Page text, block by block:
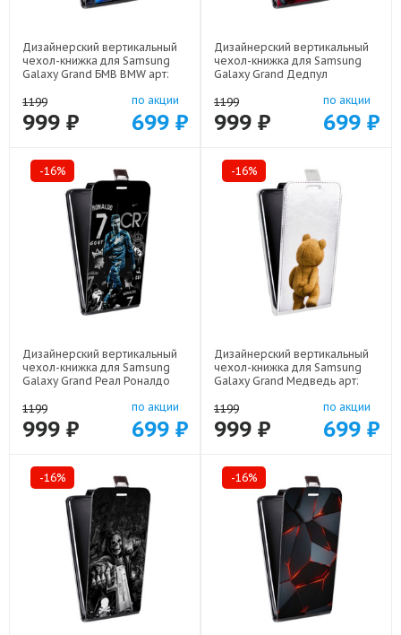
Дизайнерский вертикальный
чехол-книжка для Samsung
Galaxy Grand БМВ BMW арт:
1199
999 ₽
по акции
699 ₽
Дизайнерский вертикальный
чехол-книжка для Samsung
Galaxy Grand Дедпул
1199
999 ₽
по акции
699 ₽
-16%
Дизайнерский вертикальный
чехол-книжка для Samsung
Galaxy Grand Реал Роналдо
1199
999 ₽
по акции
699 ₽
-16%
Дизайнерский вертикальный
чехол-книжка для Samsung
Galaxy Grand Медведь арт:
1199
999 ₽
по акции
699 ₽
-16% -16%